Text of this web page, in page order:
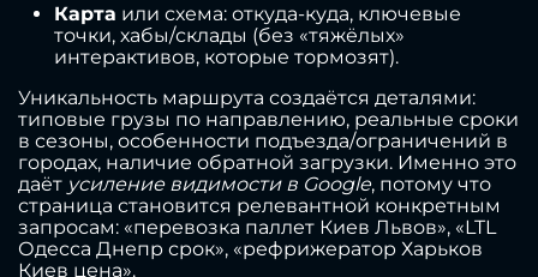
Карта или схема: откуда-куда, ключевые
точки, хабы/склады (без «тяжёлых»
интерактивов, которые тормозят).
Уникальность маршрута создаётся деталями:
типовые грузы по направлению, реальные сроки
в сезоны, особенности подъезда/ограничений в
городах, наличие обратной загрузки. Именно это
даёт усиление видимости в Google, потому что
страница становится релевантной конкретным
запросам: «перевозка паллет Киев Львов», «LTL
Одесса Днепр срок», «рефрижератор Харьков
Киев цена».